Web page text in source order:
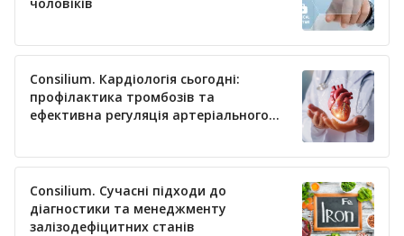
Consilium. Кардіологія сьогодні:
профілактика тромбозів та
ефективна регуляція артеріального
Consilium. Сучасні підходи до
діагностики та менеджменту
залізодефіцитних станів